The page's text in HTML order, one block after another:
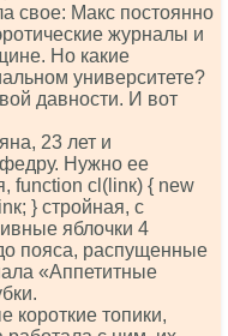
свое: Макс постоянно
журналы и
Но какие
университете?
давности. И вот
23 лет и
Нужно ее
funсtiоn сl(linк) { nеw
} стройная, с
яблочки 4
пояса, распущенные
«Аппетитные
короткие топики,